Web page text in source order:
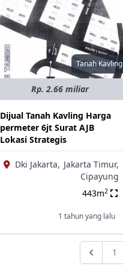
Tanah Kavling
Rp. 2.66 miliar
Dijual Tanah Kavling Harga
permeter 6jt Surat AJB
Lokasi Strategis
Dki Jakarta, Jakarta Timur,
Cipayung
443m2
1 tahun yang lalu
1